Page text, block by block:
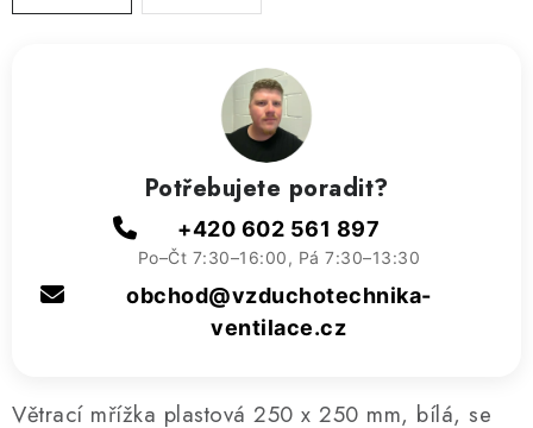
Větrací mřížka plastová 250 x 250 mm, bílá, se
Potřebujete poradit?
+420 602 561 897
Po–Čt 7:30–16:00, Pá 7:30–13:30
obchod@vzduchotechnika-
ventilace.cz